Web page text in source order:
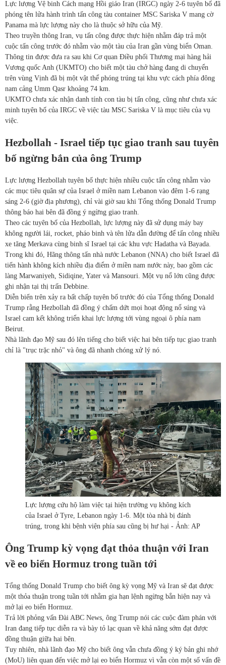
Lực lượng Vệ binh Cách mạng Hồi giáo Iran (IRGC) ngày 2-6 tuyên bố đã
phóng tên lửa hành trình tấn công tàu container MSC Sariska V mang cờ
Panama mà lực lượng này cho là thuộc sở hữu của Mỹ.
Theo truyền thông Iran, vụ tấn công được thực hiện nhằm đáp trả một
cuộc tấn công trước đó nhằm vào một tàu của Iran gần vùng biển Oman.
Thông tin được đưa ra sau khi Cơ quan Điều phối Thương mại hàng hải
Vương quốc Anh (UKMTO) cho biết một tàu chở hàng đang di chuyển
trên vùng Vịnh đã bị một vật thể phóng trúng tại khu vực cách phía đông
nam cảng Umm Qasr khoảng 74 km.
UKMTO chưa xác nhận danh tính con tàu bị tấn công, cũng như chưa xác
minh tuyên bố của IRGC về việc tàu MSC Sariska V là mục tiêu của vụ
việc.
Hezbollah - Israel tiếp tục giao tranh sau tuyên
bố ngừng bắn của ông Trump
Lực lượng Hezbollah tuyên bố thực hiện nhiều cuộc tấn công nhằm vào
các mục tiêu quân sự của Israel ở miền nam Lebanon vào đêm 1-6 rạng
sáng 2-6 (giờ địa phương), chỉ vài giờ sau khi Tổng thống Donald Trump
thông báo hai bên đã đồng ý ngừng giao tranh.
Theo các tuyên bố của Hezbollah, lực lượng này đã sử dụng máy bay
không người lái, rocket, pháo binh và tên lửa dẫn đường để tấn công nhiều
xe tăng Merkava cùng binh sĩ Israel tại các khu vực Hadatha và Bayada.
Trong khi đó, Hãng thông tấn nhà nước Lebanon (NNA) cho biết Israel đã
tiến hành không kích nhiều địa điểm ở miền nam nước này, bao gồm các
làng Marwaniyeh, Sidiqine, Yater và Mansouri. Một vụ nổ lớn cũng được
ghi nhận tại thị trấn Debbine.
Diễn biến trên xảy ra bất chấp tuyên bố trước đó của Tổng thống Donald
Trump rằng Hezbollah đã đồng ý chấm dứt mọi hoạt động nổ súng và
Israel cam kết không triển khai lực lượng tới vùng ngoại ô phía nam
Beirut.
Nhà lãnh đạo Mỹ sau đó lên tiếng cho biết việc hai bên tiếp tục giao tranh
chỉ là "trục trặc nhỏ" và ông đã nhanh chóng xử lý nó.
Lực lượng cứu hộ làm việc tại hiện trường vụ không kích
của Israel ở Tyre, Lebanon ngày 1-6. Một tòa nhà bị đánh
trúng, trong khi bệnh viện phía sau cũng bị hư hại - Ảnh: AP
Ông Trump kỳ vọng đạt thỏa thuận với Iran
về eo biển Hormuz trong tuần tới
Tổng thống Donald Trump cho biết ông kỳ vọng Mỹ và Iran sẽ đạt được
một thỏa thuận trong tuần tới nhằm gia hạn lệnh ngừng bắn hiện nay và
mở lại eo biển Hormuz.
Trả lời phỏng vấn Đài ABC News, ông Trump nói các cuộc đàm phán với
Iran đang tiếp tục diễn ra và bày tỏ lạc quan về khả năng sớm đạt được
đồng thuận giữa hai bên.
Tuy nhiên, nhà lãnh đạo Mỹ cho biết ông vẫn chưa đồng ý ký bản ghi nhớ
(MoU) liên quan đến việc mở lại eo biển Hormuz vì vẫn còn một số vấn đề